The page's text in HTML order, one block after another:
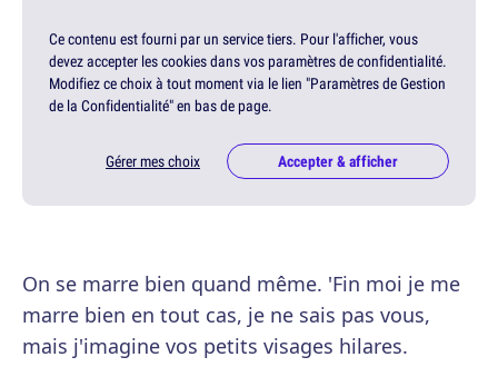
Ce contenu est fourni par un service tiers. Pour l'afficher, vous
devez accepter les cookies dans vos paramètres de confidentialité.
Modifiez ce choix à tout moment via le lien "Paramètres de Gestion
de la Confidentialité" en bas de page.
Gérer mes choix Accepter & afficher
On se marre bien quand même. 'Fin moi je me
marre bien en tout cas, je ne sais pas vous,
mais j'imagine vos petits visages hilares.